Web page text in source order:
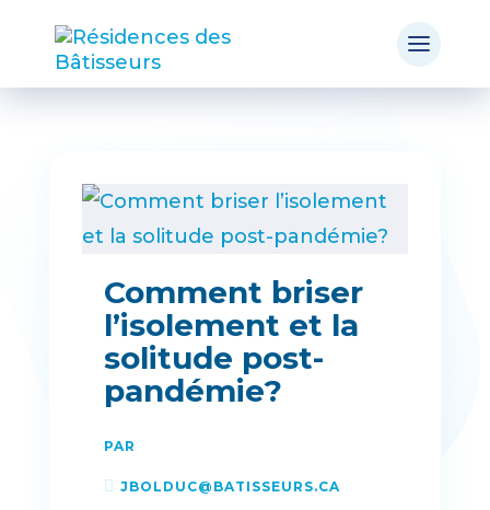
Comment briser
l’isolement et la
solitude post-
pandémie?
PAR
JBOLDUC@BATISSEURS.CA